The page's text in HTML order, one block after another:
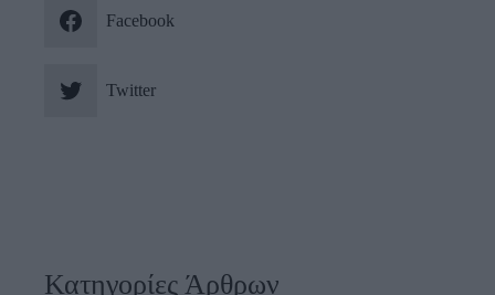
Facebook
Twitter
Κατηγορίες Άρθρων